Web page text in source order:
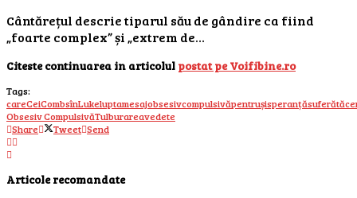
Cântărețul descrie tiparul său de gândire ca fiind
„foarte complex” și „extrem de…
Citeste continuarea in articolul postat pe Voifibine.ro
Tags:
careCeiCombsînLukeluptamesajobsesivcompulsivăpentrușisperanțăsuferă
Obsesiv CompulsivăTulburareavedete
Share
Tweet Send
Articole recomandate